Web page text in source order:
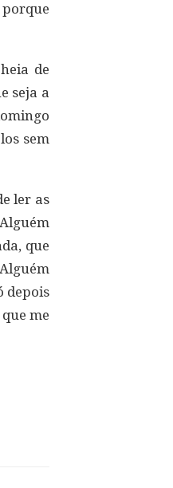
de
seja a
sem
ler as
que
depois
me